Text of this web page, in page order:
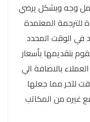
وجه وبشكل يرضي
المعتمدة
في الوقت المحدد
بتقديمها بأسعار
بالاضافة الي
لآخر مما جعلها
غيره من المكاتب